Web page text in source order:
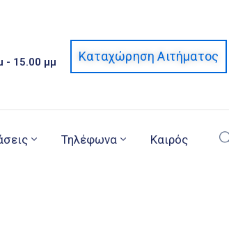
- 15.00 μμ Καταχώρηση Αιτήματος
Τηλέφωνα Καιρός